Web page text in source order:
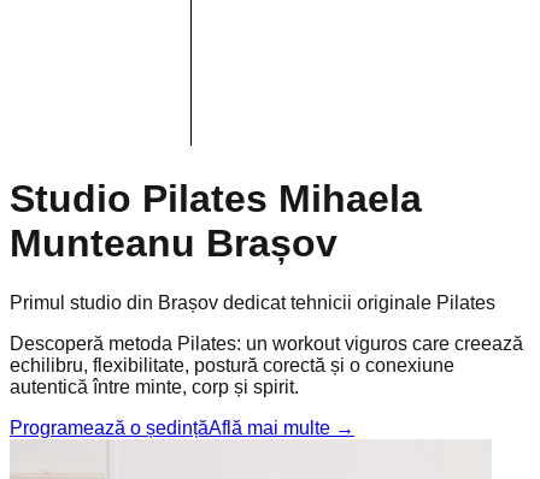
Studio Pilates Mihaela
Munteanu Brașov
Primul studio din Brașov dedicat tehnicii originale Pilates
Descoperă metoda Pilates: un workout viguros care creează
echilibru, flexibilitate, postură corectă și o conexiune
autentică între minte, corp și spirit.
Programează o ședințăAflă mai multe →